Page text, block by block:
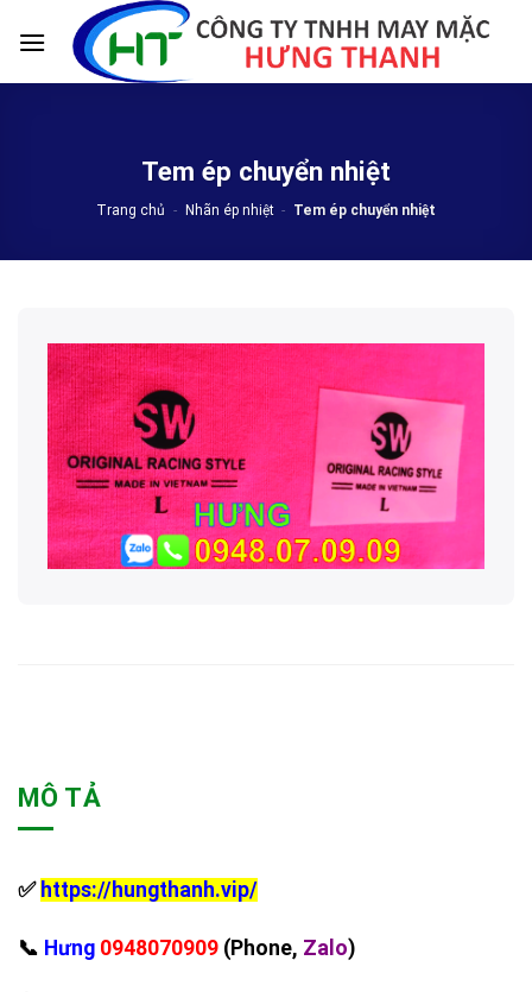
Tem ép chuyển nhiệt
Trang chủ - Nhãn ép nhiệt - Tem ép chuyển nhiệt
MÔ TẢ
✅ https://hungthanh.vip/
‪📞 Hưng 0948070909 (Phone, Zalo)